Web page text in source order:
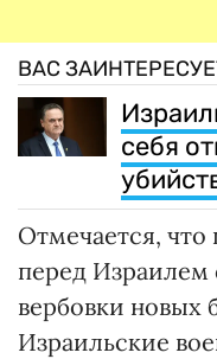
ВАС
себя
Отмечается,
перед Израилем
вербовки
Израильские